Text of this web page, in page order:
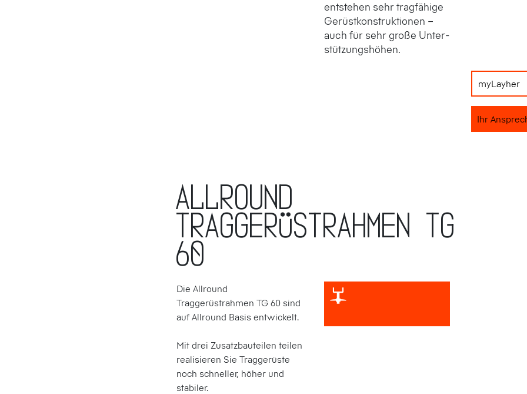
entstehen sehr tragfähige
Gerüst­konstruktionen –
auch für sehr große Unter­
stützungs­höhen.
myLayher
Ihr
ALLROUND
TRAGGERÜST­RAHMEN TG
60
Die Allround
Traggerüstrahmen TG 60 sind
auf Allround Basis entwickelt.
Mit drei Zusatzbauteilen teilen
realisieren Sie Traggerüste
noch schneller, höher und
stabiler.